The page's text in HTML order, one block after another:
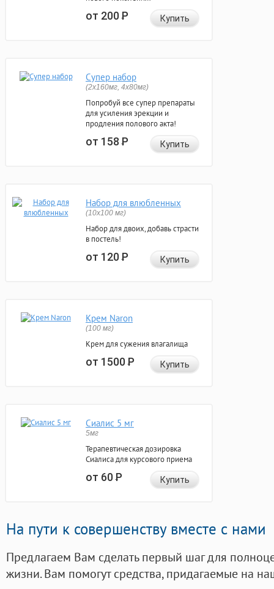
от 200Р Купить
Супер набор
(2х160мг, 4х80мг)
Попробуй все супер препараты
для усиления эрекции и
продления полового акта!
от 158Р Купить
Набор для влюбленных
(10х100 мг)
Набор для двоих, добавь страсти
в постель!
от 120Р Купить
Крем Naron
(100 мг)
Крем для сужения влагалища
от 1500Р Купить
Сиалис 5 мг
5мг
Терапевтическая дозировка
Сиалиса для курсового приема
от 60Р Купить
На пути к совершенству вместе с нами
Предлагаем Вам сделать первый шаг для
жизни. Вам помогут средства, придагаемые на